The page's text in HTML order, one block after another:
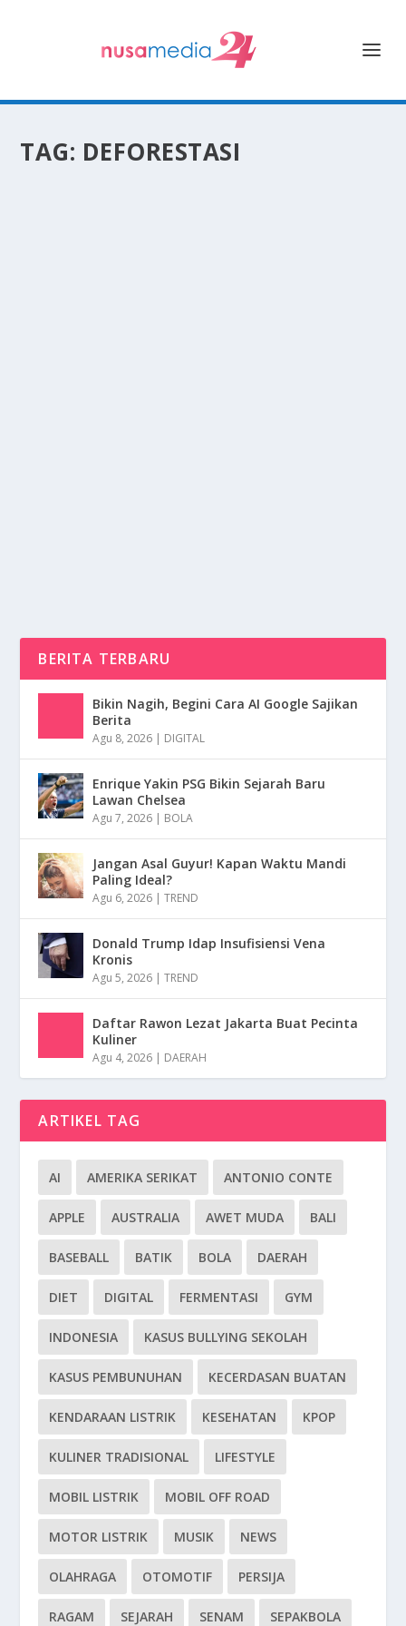
TAG: DEFORESTASI
BERITA TERBARU
Bikin Nagih, Begini Cara AI Google Sajikan
Berita
Agu 8, 2026 | DIGITAL
Enrique Yakin PSG Bikin Sejarah Baru
Lawan Chelsea
Agu 7, 2026 | BOLA
Jangan Asal Guyur! Kapan Waktu Mandi
Paling Ideal?
Agu 6, 2026 |TREND
Donald Trump Idap Insufisiensi Vena
Kronis
Agu 5, 2026 |TREND
Daftar Rawon Lezat Jakarta Buat Pecinta
Kuliner
Agu 4, 2026 | DAERAH
ARTIKEL TAG
AI AMERIKA SERIKAT ANTONIO CONTE
APPLE AUSTRALIA AWET MUDA BALI
BASEBALL BATIK BOLA DAERAH
DIET DIGITAL FERMENTASI GYM
INDONESIA KASUS BULLYING SEKOLAH
KASUS PEMBUNUHAN KECERDASAN BUATAN
KENDARAAN LISTRIK KESEHATAN KPOP
KULINER TRADISIONAL LIFESTYLE
MOBIL LISTRIK MOBIL OFF ROAD
MOTOR LISTRIK MUSIK NEWS
OLAHRAGA OTOMOTIF PERSIJA
RAGAM SEJARAH SENAM SEPAKBOLA